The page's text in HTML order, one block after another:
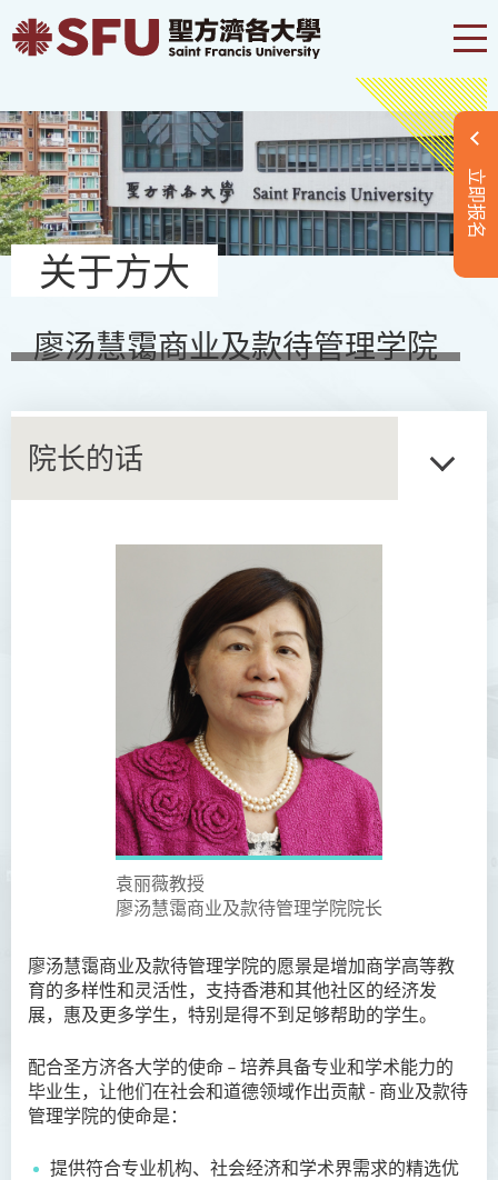
立即报名
关于方大
廖汤慧霭商业及款待管理学院
院长的话
袁丽薇教授
廖汤慧霭商业及款待管理学院院长
廖汤慧霭商业及款待管理学院的愿景是增加商学高等教
育的多样性和灵活性，支持香港和其他社区的经济发
展，惠及更多学生，特别是得不到足够帮助的学生。
配合圣方济各大学的使命 – 培养具备专业和学术能力的
毕业生，让他们在社会和道德领域作出贡献 - 商业及款待
管理学院的使命是：
提供符合专业机构、社会经济和学术界需求的精选优
学院简介
院长的话
愿景和使命
教职员
校外顾问团及校外考试委员
课程概览
访修及旁听生计划
学术活动
学员通讯